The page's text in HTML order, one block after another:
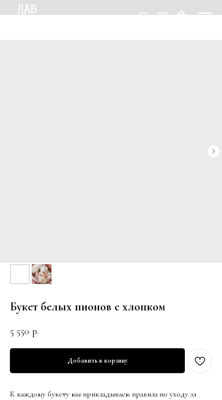
Букет белых пионов с хлопком
5 550 р.
Добавить в корзину
К каждому букету мы прикладываем правила по уходу за